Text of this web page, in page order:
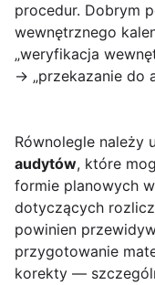
procedur. Dobrym
wewnętrznego
„weryfikacja
→ „przekazanie do
Równolegle należy
audytów, które
formie planowych
dotyczących
powinien
przygotowanie
korekty —